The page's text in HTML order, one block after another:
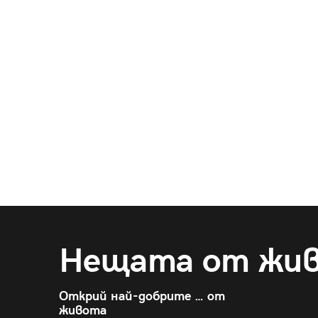
Нещата от
Открий най-добрите … от
живота